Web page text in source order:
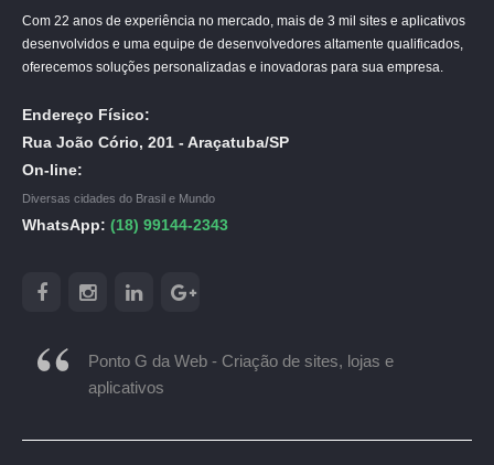
Com 22 anos de experiência no mercado, mais de 3 mil sites e aplicativos
desenvolvidos e uma equipe de desenvolvedores altamente qualificados,
oferecemos soluções personalizadas e inovadoras para sua empresa.
Endereço Físico:
Rua João Cório, 201 - Araçatuba/SP
On-line:
Diversas cidades do Brasil e Mundo
WhatsApp: (18) 99144-2343
Ponto G da Web - Criação de sites, lojas e
aplicativos